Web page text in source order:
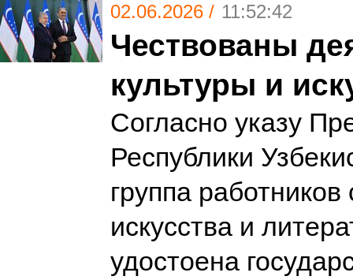
02.06.2026 / 11:52:42
Чествованы
культуры и
Согласно указу
Республики
группа
искусства и
удостоена